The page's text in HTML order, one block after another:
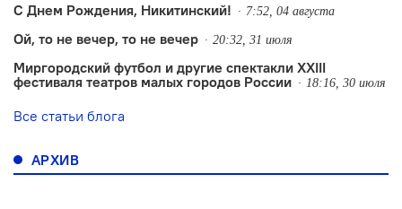
С Днем Рождения, Никитинский! 7:52, 04 августа
Ой, то не вечер, то не вечер 20:32, 31 июля
Миргородский футбол и другие спектакли XXIII
фестиваля театров малых городов России
18:16, 30 июля
Все статьи блога
АРХИВ